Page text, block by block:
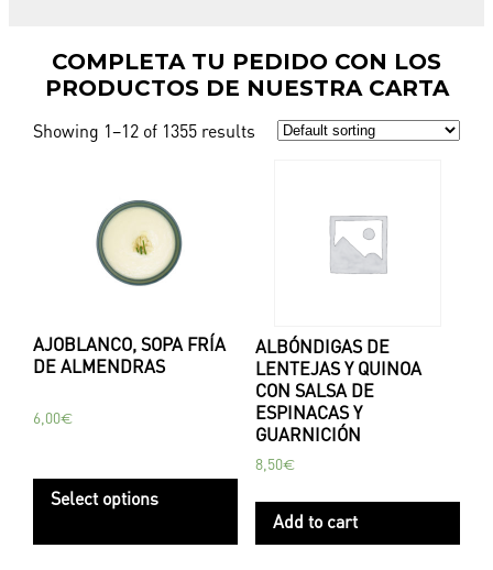
COMPLETA TU PEDIDO CON LOS
PRODUCTOS DE NUESTRA CARTA
Showing 1–12 of 1355 results
AJOBLANCO, SOPA FRÍA
DE ALMENDRAS
6,00€
Select options
ALBÓNDIGAS DE
LENTEJAS Y QUINOA
CON SALSA DE
ESPINACAS Y
GUARNICIÓN
8,50€
Add to cart